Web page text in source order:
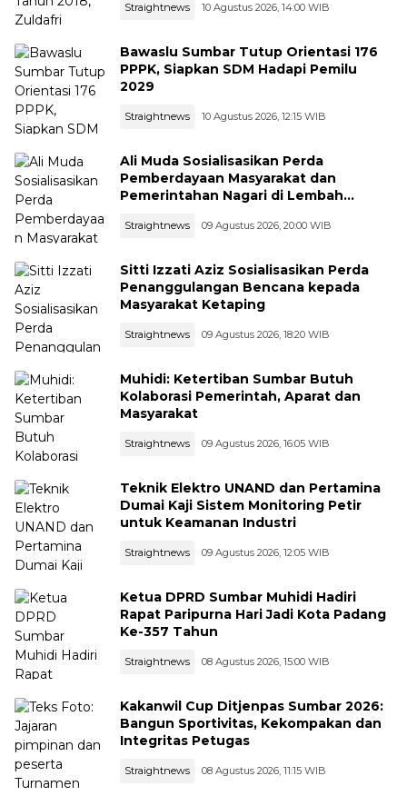
Straightnews 10 Agustus 2026, 14:00 WIB
Bawaslu Sumbar Tutup Orientasi 176
PPPK, Siapkan SDM Hadapi Pemilu
2029
Straightnews 10 Agustus 2026, 12:15 WIB
Ali Muda Sosialisasikan Perda
Pemberdayaan Masyarakat dan
Pemerintahan Nagari di Lembah
Straightnews 09 Agustus 2026, 20:00 WIB
Sitti Izzati Aziz Sosialisasikan Perda
Penanggulangan Bencana kepada
Masyarakat Ketaping
Straightnews 09 Agustus 2026, 18:20 WIB
Muhidi: Ketertiban Sumbar Butuh
Kolaborasi Pemerintah, Aparat dan
Masyarakat
Straightnews 09 Agustus 2026, 16:05 WIB
Teknik Elektro UNAND dan Pertamina
Dumai Kaji Sistem Monitoring Petir
untuk Keamanan Industri
Straightnews 09 Agustus 2026, 12:05 WIB
Ketua DPRD Sumbar Muhidi Hadiri
Rapat Paripurna Hari Jadi Kota Padang
Ke-357 Tahun
Straightnews 08 Agustus 2026, 15:00 WIB
Kakanwil Cup Ditjenpas Sumbar 2026:
Bangun Sportivitas, Kekompakan dan
Integritas Petugas
Straightnews 08 Agustus 2026, 11:15 WIB